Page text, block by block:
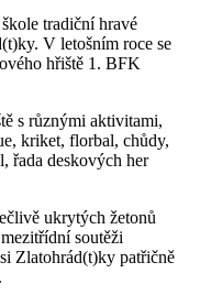
tradiční hravé
V letošním roce se
hřiště 1. BFK
s různými aktivitami,
kriket, florbal, chůdy,
řada deskových her
ukrytých žetonů
soutěži
Zlatohrád(t)ky patřičně